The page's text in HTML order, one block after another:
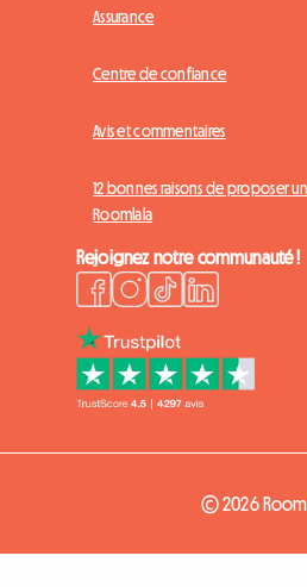
Assurance
Centre de confiance
Avis et commentaires
12 bonnes raisons de proposer
Roomlala
Rejoignez notre communauté !
© 2026